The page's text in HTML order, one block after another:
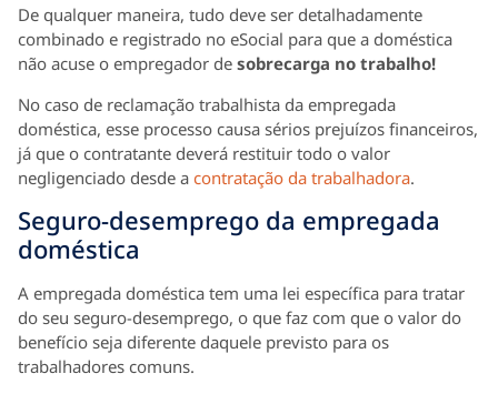
De qualquer maneira, tudo deve ser detalhadamente
combinado e registrado no eSocial para que a doméstica
não acuse o empregador de sobrecarga no trabalho!
No caso de reclamação trabalhista da empregada
doméstica, esse processo causa sérios prejuízos financeiros,
já que o contratante deverá restituir todo o valor
negligenciado desde a contratação da trabalhadora.
Seguro-desemprego da empregada
doméstica
A empregada doméstica tem uma lei específica para tratar
do seu seguro-desemprego, o que faz com que o valor do
benefício seja diferente daquele previsto para os
trabalhadores comuns.